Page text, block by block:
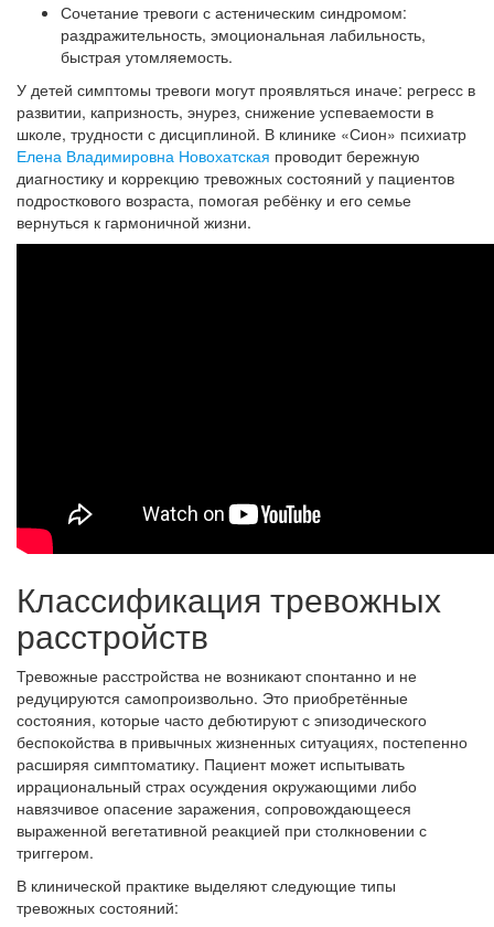
Сочетание тревоги с астеническим синдромом:
раздражительность, эмоциональная лабильность,
быстрая утомляемость.
У детей симптомы тревоги могут проявляться иначе: регресс в
развитии, капризность, энурез, снижение успеваемости в
школе, трудности с дисциплиной. В клинике «Сион» психиатр
Елена Владимировна Новохатская проводит бережную
диагностику и коррекцию тревожных состояний у пациентов
подросткового возраста, помогая ребёнку и его семье
вернуться к гармоничной жизни.
Классификация тревожных
расстройств
Тревожные расстройства не возникают спонтанно и не
редуцируются самопроизвольно. Это приобретённые
состояния, которые часто дебютируют с эпизодического
беспокойства в привычных жизненных ситуациях, постепенно
расширяя симптоматику. Пациент может испытывать
иррациональный страх осуждения окружающими либо
навязчивое опасение заражения, сопровождающееся
выраженной вегетативной реакцией при столкновении с
триггером.
В клинической практике выделяют следующие типы
тревожных состояний: